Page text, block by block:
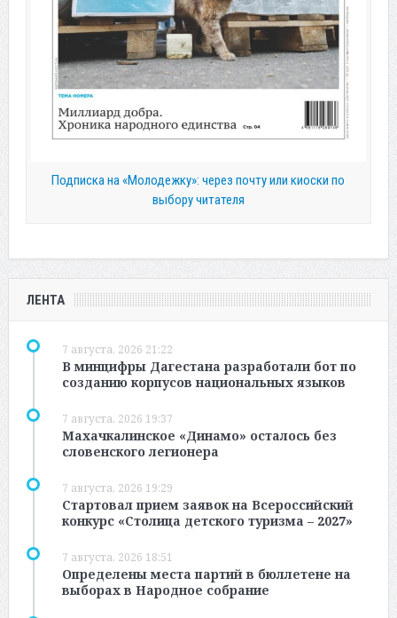
Подписка на «Молодежку»: через почту или киоски по
выбору читателя
ЛЕНТА
7 августа, 2026 21:22
В минцифры Дагестана разработали бот по
созданию корпусов национальных языков
7 августа, 2026 19:37
Махачкалинское «Динамо» осталось без
словенского легионера
7 августа, 2026 19:29
Стартовал прием заявок на Всероссийский
конкурс «Столица детского туризма – 2027»
7 августа, 2026 18:51
Определены места партий в бюллетене на
выборах в Народное собрание